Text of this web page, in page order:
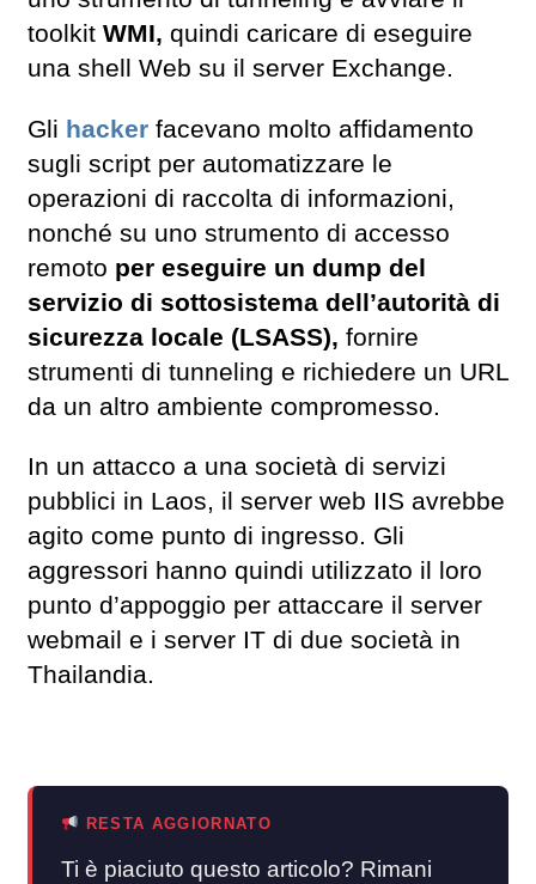
toolkit WMI, quindi caricare di eseguire
una shell Web su il server Exchange.
Gli hacker facevano molto affidamento
sugli script per automatizzare le
operazioni di raccolta di informazioni,
nonché su uno strumento di accesso
remoto per eseguire un dump del
servizio di sottosistema dell’autorità di
sicurezza locale (LSASS), fornire
strumenti di tunneling e richiedere un URL
da un altro ambiente compromesso.
In un attacco a una società di servizi
pubblici in Laos, il server web IIS avrebbe
agito come punto di ingresso. Gli
aggressori hanno quindi utilizzato il loro
punto d’appoggio per attaccare il server
webmail e i server IT di due società in
Thailandia.
RESTA AGGIORNATO
Ti è piaciuto questo articolo? Rimani